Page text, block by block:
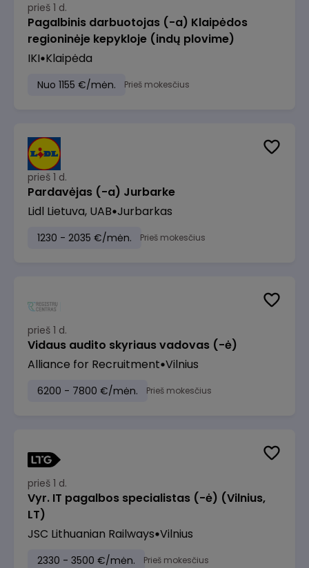
prieš 1 d.
Pagalbinis darbuotojas (-a) Klaipėdos
regioninėje kepykloje (indų plovime)
IKI Klaipėda
Nuo 1155 €/mėn. Prieš mokesčius
prieš 1 d.
Pardavėjas (-a) Jurbarke
Lidl Lietuva, UAB Jurbarkas
1230 - 2035 €/mėn. Prieš mokesčius
prieš 1 d.
Vidaus audito skyriaus vadovas (-ė)
Alliance for Recruitment Vilnius
6200 - 7800 €/mėn. Prieš mokesčius
prieš 1 d.
Vyr. IT pagalbos specialistas (-ė) (Vilnius,
LT)
JSC Lithuanian Railways Vilnius
2330 - 3500 €/mėn. Prieš mokesčius